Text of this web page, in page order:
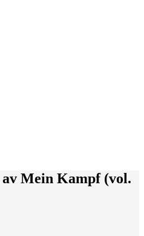
Mein Kampf (vol.